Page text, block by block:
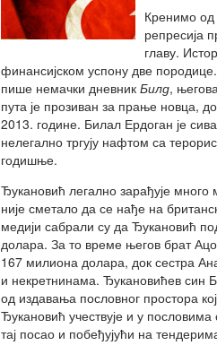
Кренимо од
репресија
главу.
финансијском успону две
пише немачки дневник Билд,
пута је прозиван за прање новца,
2013. године. Билал Ердоган је
нелегално тргују нафтом са
годишње.
Ђукановић легално зарађује
није сметало да се нађе на
медији сабрали су да Ђукановић
долара. За то време његов брат
167 милиона долара, док сестра
и некретнинама. Ђукановићев син
од издавања пословног простора
Ђукановић учествује и у
тај посао и побеђујући на